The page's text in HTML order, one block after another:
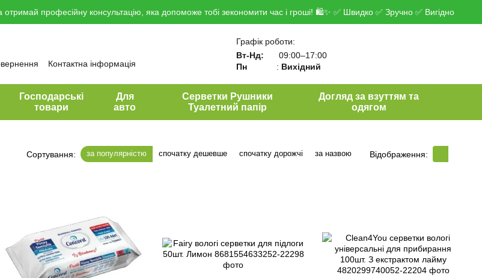
професійну консультацію, яка допоможе тобі зекономити час і гроші! 🛍✨ ✅ Швидко ✅ Зручно ✅ Вигідно
Контактна інформація
Графік роботи:
Вт-Нд:
09:00–17:00
Пн
: Вихідний
Господарські
товари
Для
авто
Серветки Рушники
Туалетний папір
Догляд за взуттям та
одягом
Сортування: за популярністю спочатку дешевше спочатку дорожчі за назвою Відображення: